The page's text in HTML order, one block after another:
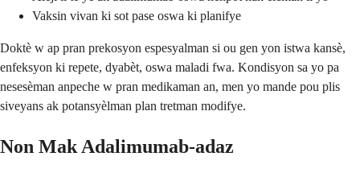
Vaksin vivan ki sot pase oswa ki planifye
Doktè w ap pran prekosyon espesyalman si ou gen yon istwa kansè,
enfeksyon ki repete, dyabèt, oswa maladi fwa. Kondisyon sa yo pa
nesesèman anpeche w pran medikaman an, men yo mande pou plis
siveyans ak potansyèlman plan tretman modifye.
Non Mak Adalimumab-adaz